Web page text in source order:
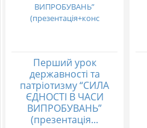
Перший урок
державності та
патріотизму “СИЛА
ЄДНОСТІ В ЧАСИ
ВИПРОБУВАНЬ”
(презентація...